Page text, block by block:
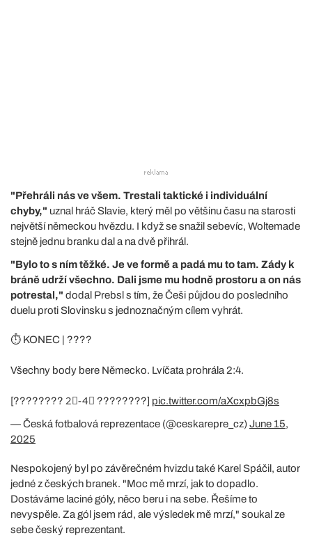
"Přehráli nás ve všem. Trestali taktické i individuální
chyby," uznal hráč Slavie, který měl po většinu času na starosti
největší německou hvězdu. I když se snažil sebevíc, Woltemade
stejně jednu branku dal a na dvě přihrál.
"Bylo to s ním těžké. Je ve formě a padá mu to tam. Zády k
bráně udrží všechno. Dali jsme mu hodně prostoru a on nás
potrestal," dodal Prebsl s tím, že Češi půjdou do posledního
duelu proti Slovinsku s jednoznačným cílem vyhrát.
⏱️ KONEC | ????
Všechny body bere Německo. Lvíčata prohrála 2:4.
[???????? 2⃣-4⃣ ????????] pic.twitter.com/aXcxpbGj8s
— Česká fotbalová reprezentace (@ceskarepre_cz)June 15,
2025
Nespokojený byl po závěrečném hvizdu také Karel Spáčil, autor
jedné z českých branek. "Moc mě mrzí, jak to dopadlo.
Dostáváme laciné góly, něco beru i na sebe. Řešíme to
nevyspěle. Za gól jsem rád, ale výsledek mě mrzí," soukal ze
sebe český reprezentant.